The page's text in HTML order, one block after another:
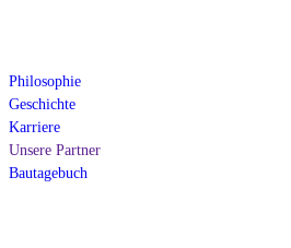
Philosophie
Geschichte
Karriere
Unsere Partner
Bautagebuch